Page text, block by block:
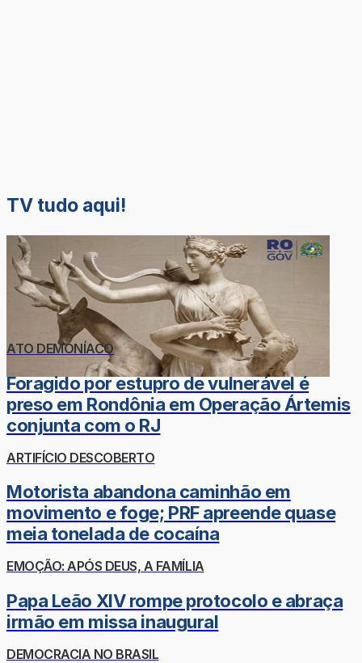
TV tudo aqui!
ATO DEMONÍACO
Foragido por estupro de vulnerável é
preso em Rondônia em Operação Ártemis
conjunta com o RJ
ARTIFÍCIO DESCOBERTO
Motorista abandona caminhão em
movimento e foge; PRF apreende quase
meia tonelada de cocaína
EMOÇÃO: APÓS DEUS, A FAMÍLIA
Papa Leão XIV rompe protocolo e abraça
irmão em missa inaugural
DEMOCRACIA NO BRASIL